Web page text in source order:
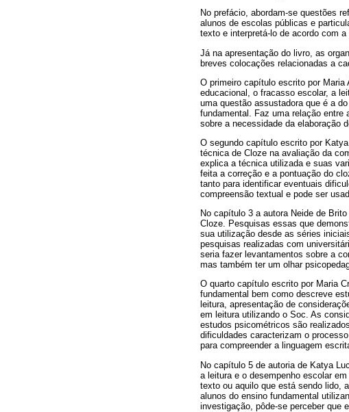
No prefácio, abordam-se questões
alunos de escolas públicas e
texto e interpretá-lo de acordo com
Já na apresentação do livro, as
breves colocações relacionadas a
O primeiro capítulo escrito por
educacional, o fracasso escolar, a
uma questão assustadora que é a
fundamental. Faz uma relação entre
sobre a necessidade da elaboração
O segundo capítulo escrito por
técnica de Cloze na avaliação da
explica a técnica utilizada e suas
feita a correção e a pontuação do
tanto para identificar eventuais
compreensão textual e pode ser
No capítulo 3 a autora Neide de
Cloze. Pesquisas essas que
sua utilização desde as séries
pesquisas realizadas com
seria fazer levantamentos sobre a
mas também ter um olhar
O quarto capítulo escrito por Maria
fundamental bem como descreve
leitura, apresentação de
em leitura utilizando o Soc. As
estudos psicométricos são
dificuldades caracterizam o
para compreender a linguagem
No capítulo 5 de autoria de Katya
a leitura e o desempenho escolar
texto ou aquilo que está sendo lido,
alunos do ensino fundamental
investigação, pôde-se perceber que